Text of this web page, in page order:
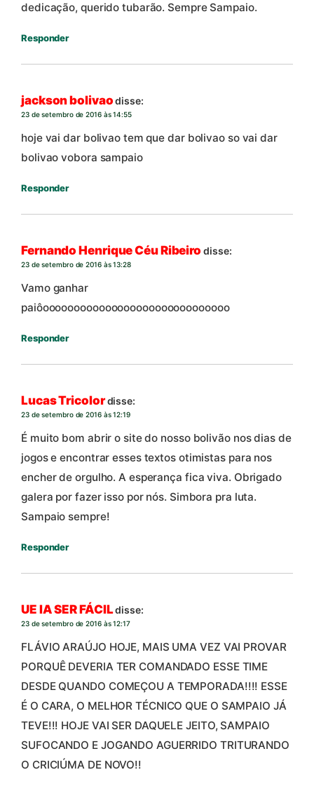
dedicação, querido tubarão. Sempre Sampaio.
Responder
jackson bolivao disse:
23 de setembro de 2016 às 14:55
hoje vai dar bolivao tem que dar bolivao so vai dar
bolivao vobora sampaio
Responder
Fernando Henrique Céu Ribeiro disse:
23 de setembro de 2016 às 13:28
Vamo ganhar
paiôoooooooooooooooooooooooooooooo
Responder
Lucas Tricolordisse:
23 de setembro de 2016 às 12:19
É muito bom abrir o site do nosso bolivão nos dias de
jogos e encontrar esses textos otimistas para nos
encher de orgulho. A esperança fica viva. Obrigado
galera por fazer isso por nós. Simbora pra luta.
Sampaio sempre!
Responder
UE IA SER FÁCILdisse:
23 de setembro de 2016 às 12:17
FLÁVIO ARAÚJO HOJE, MAIS UMA VEZ VAI PROVAR
PORQUÊ DEVERIA TER COMANDADO ESSE TIME
DESDE QUANDO COMEÇOU A TEMPORADA!!!! ESSE
É O CARA, O MELHOR TÉCNICO QUE O SAMPAIO JÁ
TEVE!!! HOJE VAI SER DAQUELE JEITO, SAMPAIO
SUFOCANDO E JOGANDO AGUERRIDO TRITURANDO
O CRICIÚMA DE NOVO!!